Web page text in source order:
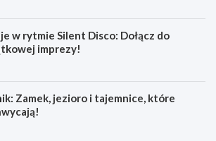
w rytmie Silent Disco: Dołącz do
imprezy!
Zamek, jezioro i tajemnice, które